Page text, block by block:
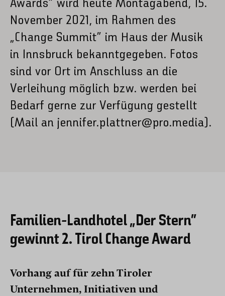
Awards“ wird heute Montagabend, 15.
November 2021, im Rahmen des
„Change Summit“ im Haus der Musik
in Innsbruck bekanntgegeben. Fotos
sind vor Ort im Anschluss an die
Verleihung möglich bzw. werden bei
Bedarf gerne zur Verfügung gestellt
(Mail an jennifer.plattner@pro.media).
Familien-Landhotel „Der Stern“
gewinnt 2. Tirol Change Award
Vorhang auf für zehn Tiroler
Unternehmen, Initiativen und